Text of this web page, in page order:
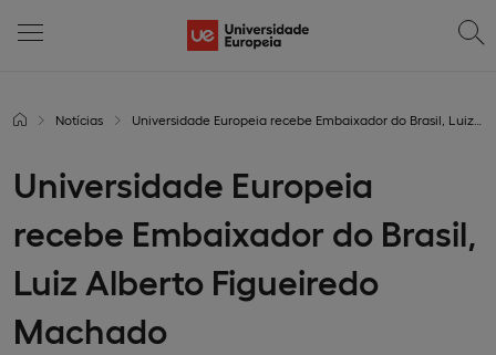
Notícias Universidade Europeia recebe Embaixador do Brasil, Luiz Alberto Figueiredo Machado
Universidade Europeia
recebe Embaixador do Brasil,
Luiz Alberto Figueiredo
Machado